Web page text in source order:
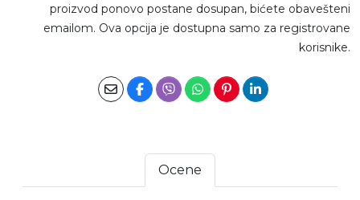
proizvod ponovo postane dosupan, bićete obavešteni
emailom. Ova opcija je dostupna samo za registrovane
korisnike.
Ocene